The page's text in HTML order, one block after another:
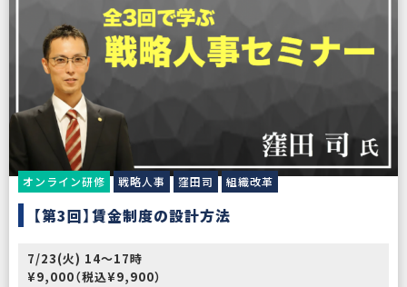
オンライン研修 戦略人事 窪田司 組織改革
【第3回】賃金制度の設計方法
7/23(火) 14〜17時
¥9,000（税込¥9,900）